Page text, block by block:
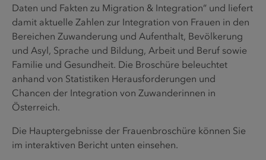
Daten und Fakten zu Migration & Integration“ und liefert
damit aktuelle Zahlen zur Integration von Frauen in den
Bereichen Zuwanderung und Aufenthalt, Bevölkerung
und Asyl, Sprache und Bildung, Arbeit und Beruf sowie
Familie und Gesundheit. Die Broschüre beleuchtet
anhand von Statistiken Herausforderungen und
Chancen der Integration von Zuwanderinnen in
Österreich.
Die Hauptergebnisse der Frauenbroschüre können Sie
im interaktiven Bericht unten einsehen.